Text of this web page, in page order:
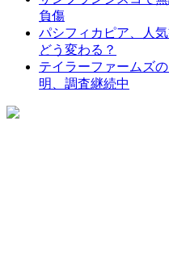
負傷
パシフィカピア、人
どう変わる？
テイラーファームズ
明、調査継続中